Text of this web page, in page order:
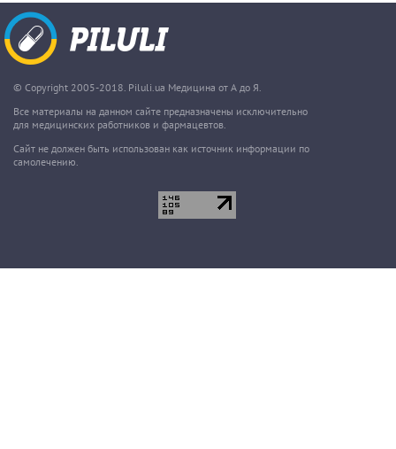
© Copyright 2005-2018. Piluli.ua Медицина от А до Я.
Все материалы на данном сайте предназначены исключительно
для медицинских работников и фармацевтов.
Сайт не должен быть использован как источник информации по
самолечению.